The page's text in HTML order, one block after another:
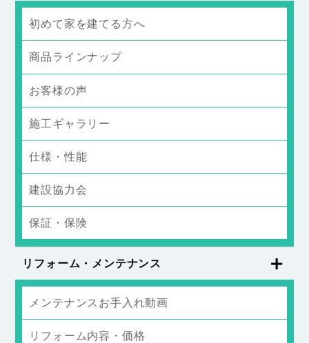
初めて家を建てる方へ
商品ラインナップ
お客様の声
施工ギャラリー
仕様・性能
建設協力会
保証・保険
リフォーム・メンテナンス
メンテナンスお手入れ動画
リフォーム内容・価格